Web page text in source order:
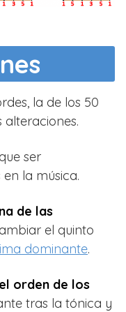
la de los 50
ser
la música.
de las
el quinto
dominante.
orden de los
tras la tónica y